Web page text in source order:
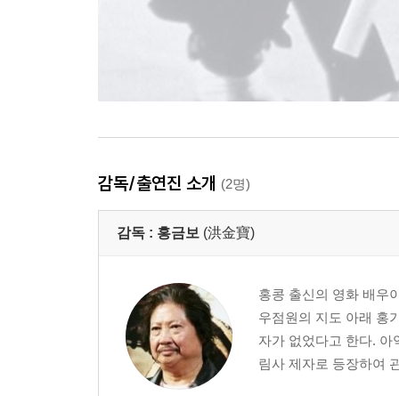
감독/출연진 소개 (2명)
감독 : 홍금보 (洪金寶)
홍콩 출신의 영화 배우
우점원의 지도 아래 홍
자가 없었다고 한다.
림사 제자로 등장하여